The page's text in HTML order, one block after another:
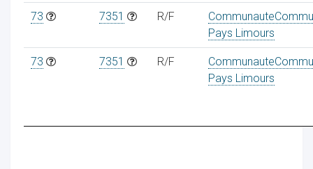
73 7351 R/F
Pays Limours
73 7351 R/F
Pays Limours